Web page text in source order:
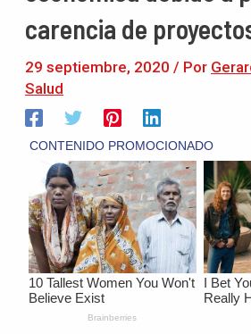
carencia de
29 septiembre, 2020 / Por
Salud